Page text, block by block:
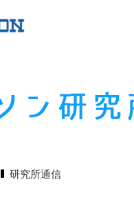
研究所通信